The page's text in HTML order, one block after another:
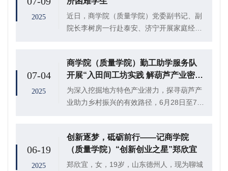
生提供帮助...
2025
近日，商学院（质量学院）党委副书记、副
院长李树房一行赴泰安、济宁开展家庭经济
07-04
2025
商学院（质量学院）勤工助学服务队
开展“入田间工坊实践 解葫芦产业密
码”活动
为深入挖掘地方特色产业潜力，探寻葫芦产
业助力乡村振兴的有效路径，6月28日至7月
赋能乡村振兴路”社会实践活动，以青春力量
解...
06-19
2025
创新逐梦，砥砺前行——记商学院
（质量学院）“创新创业之星”郑欣宜
郑欣宜，女，19岁，山东德州人，现为聊城